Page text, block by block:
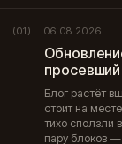
(01) 06.08.2026
Блог растёт
стоит на
тихо сползли
пару блоков